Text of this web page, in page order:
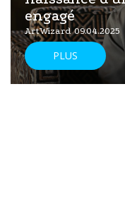
engagé
ArtWizard 09.04.2025
PLUS